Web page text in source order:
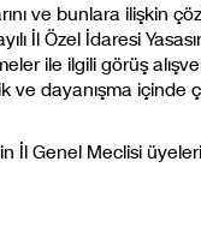
ve bunlara ilişkin
İl Özel İdaresi
ile ilgili görüş
ve dayanışma
İl Genel Meclisi